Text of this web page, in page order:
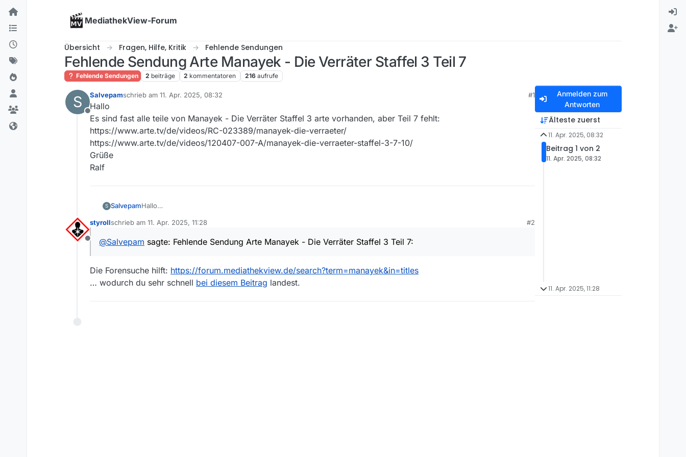
Skip to content
MediathekView-Forum
Übersicht Fragen, Hilfe, Kritik Fehlende Sendungen
Fehlende Sendung Arte Manayek - Die Verräter Staffel 3 Teil 7
Fehlende Sendungen 2 beiträge 2 kommentatoren 216 aufrufe
S
Offline
Salvepamschrieb am 11. Apr. 2025, 08:32
zuletzt editiert von
#1
Hallo
Es sind fast alle teile von Manayek - Die Verräter Staffel 3 arte vorhanden, aber Teil 7 fehlt:
https://www.arte.tv/de/videos/RC-023389/manayek-die-verraeter/
https://www.arte.tv/de/videos/120407-007-A/manayek-die-verraeter-staffel-3-7-10/
Grüße
Ralf
S SalvepamHallo
https://www.arte.tv/de/videos/RC-023389/manayek-die-verraeter/
Grüße
Offline
styrollschrieb am 11. Apr. 2025, 11:28
zuletzt editiert von
#2
@Salvepam sagte: Fehlende Sendung Arte Manayek - Die Verräter Staffel 3 Teil 7:
Die Forensuche hilft: https://forum.mediathekview.de/search?term=manayek&in=titles
… wodurch du sehr schnell bei diesem Beitrag landest.
Anmelden zum
Antworten
Älteste zuerst
11. Apr. 2025, 08:32
Beitrag 1 von 2
11. Apr. 2025, 08:32
11. Apr. 2025, 11:28